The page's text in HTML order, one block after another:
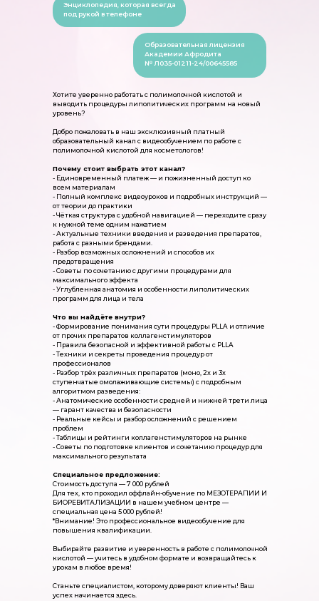
Энциклопедия, которая всегда
под рукой в телефоне
Хотите уверенно работать с полимолочной кислотой и
выводить процедуры липолитических программ на новый
уровень?
Добро пожаловать в наш эксклюзивный платный
образовательный канал с видеообучением по работе с
полимолочной кислотой для косметологов!
Почему стоит выбрать этот канал?
- Единовременный платеж — и пожизненный доступ ко
всем материалам
- Полный комплекс видеоуроков и подробных инструкций —
от теории до практики
- Чёткая структура с удобной навигацией — переходите сразу
к нужной теме одним нажатием
- Актуальные техники введения и разведения препаратов,
работа с разными брендами.
- Разбор возможных осложнений и способов их
предотвращения
- Советы по сочетанию с другими процедурами для
максимального эффекта
- Углубленная анатомия и особенности липолитических
программ для лица и тела
Что вы найдёте внутри?
- Формирование понимания сути процедуры PLLA и отличие
от прочих препаратов коллагенстимуляторов
- Правила безопасной и эффективной работы с PLLA
- Техники и секреты проведения процедур от
профессионалов
- Разбор трёх различных препаратов (моно, 2х и 3х
ступенчатые омолаживающие системы) с подробным
алгоритмом разведения:
- Анатомические особенности средней и нижней трети лица
— гарант качества и безопасности
- Реальные кейсы и разбор осложнений с решением
проблем
- Таблицы и рейтинги коллагенстимуляторов на рынке
- Советы по подготовке клиентов и сочетанию процедур для
максимального результата
Специальное предложение:
Стоимость доступа — 7 000 рублей
Для тех, кто проходил оффлайн-обучение по МЕЗОТЕРАПИИ И
БИОРЕВИТАЛИЗАЦИИ в нашем учебном центре —
специальная цена 5 000 рублей!
*Внимание! Это профессиональное видеообучение для
повышения квалификации.
Выбирайте развитие и уверенность в работе с полимолочной
кислотой — учитесь в удобном формате и возвращайтесь к
урокам в любое время!
Станьте специалистом, которому доверяют клиенты! Ваш
успех начинается здесь.
Образовательная лицензия
Академии Афродита
№ Л035-01211-24/00645585